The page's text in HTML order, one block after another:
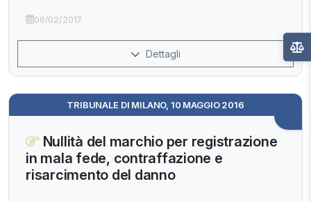
06/02/2017
Dettagli
TRIBUNALE DI MILANO, 10 MAGGIO 2016
Nullità del marchio per registrazione
in mala fede, contraffazione e
risarcimento del danno